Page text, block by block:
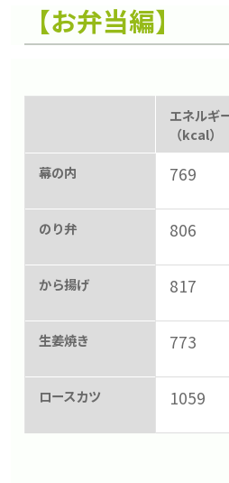
【お弁当編】
エネルギ
（kcal）
幕の内
769
のり弁 806
から揚げ 817
生姜焼き 773
ロースカツ 1059